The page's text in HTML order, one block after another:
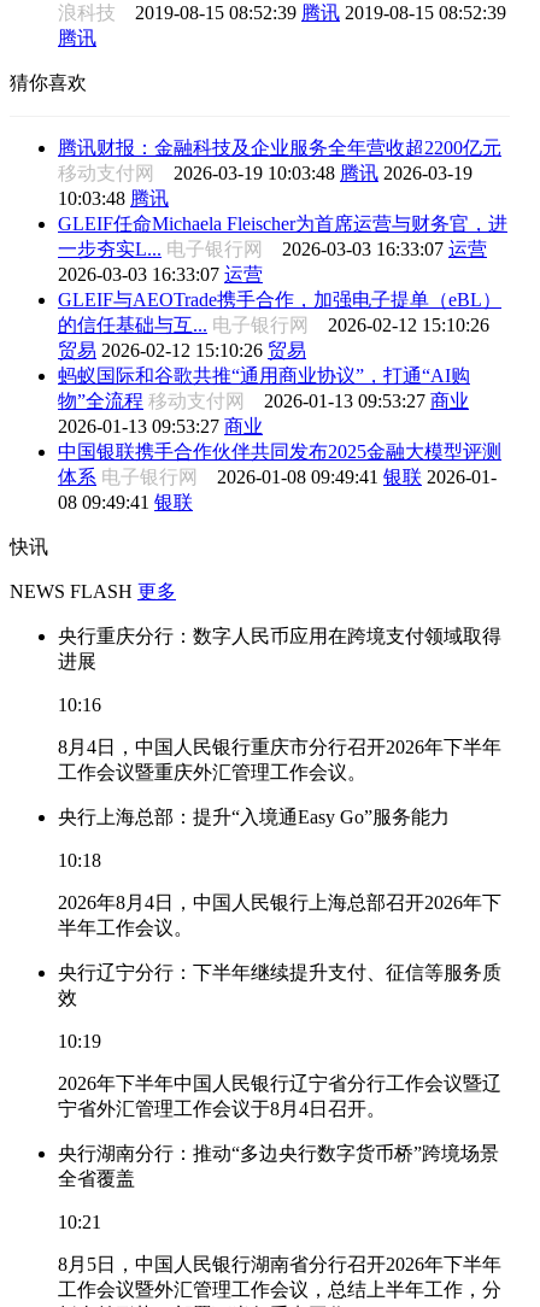
浪科技 2019-08-15 08:52:39 腾讯 2019-08-15 08:52:39
腾讯
猜你喜欢
腾讯财报：金融科技及企业服务全年营收超2200亿元
移动支付网 2026-03-19 10:03:48 腾讯 2026-03-19
10:03:48 腾讯
GLEIF任命Michaela Fleischer为首席运营与财务官，进
一步夯实L... 电子银行网 2026-03-03 16:33:07 运营
2026-03-03 16:33:07 运营
GLEIF与AEOTrade携手合作，加强电子提单（eBL）
的信任基础与互... 电子银行网 2026-02-12 15:10:26
贸易 2026-02-12 15:10:26 贸易
蚂蚁国际和谷歌共推“通用商业协议”，打通“AI购
物”全流程 移动支付网 2026-01-13 09:53:27 商业
2026-01-13 09:53:27 商业
中国银联携手合作伙伴共同发布2025金融大模型评测
体系 电子银行网 2026-01-08 09:49:41 银联 2026-01-
08 09:49:41 银联
快讯
NEWS FLASH 更多
央行重庆分行：数字人民币应用在跨境支付领域取得
进展
10:16
8月4日，中国人民银行重庆市分行召开2026年下半年
工作会议暨重庆外汇管理工作会议。
央行上海总部：提升“入境通Easy Go”服务能力
10:18
2026年8月4日，中国人民银行上海总部召开2026年下
半年工作会议。
央行辽宁分行：下半年继续提升支付、征信等服务质
效
10:19
2026年下半年中国人民银行辽宁省分行工作会议暨辽
宁省外汇管理工作会议于8月4日召开。
央行湖南分行：推动“多边央行数字货币桥”跨境场景
全省覆盖
10:21
8月5日，中国人民银行湖南省分行召开2026年下半年
工作会议暨外汇管理工作会议，总结上半年工作，分